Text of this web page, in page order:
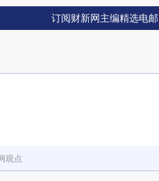
订阅财新网主编精选电邮
观点